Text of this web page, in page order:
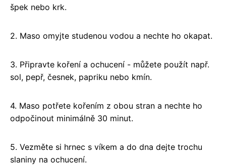
špek nebo krk.
2. Maso omyjte studenou vodou a nechte ho okapat.
3. Připravte koření a ochucení - můžete použít např.
sol, pepř, česnek, papriku nebo kmín.
4. Maso potřete kořením z obou stran a nechte ho
odpočinout minimálně 30 minut.
5. Vezměte si hrnec s víkem a do dna dejte trochu
slaniny na ochucení.